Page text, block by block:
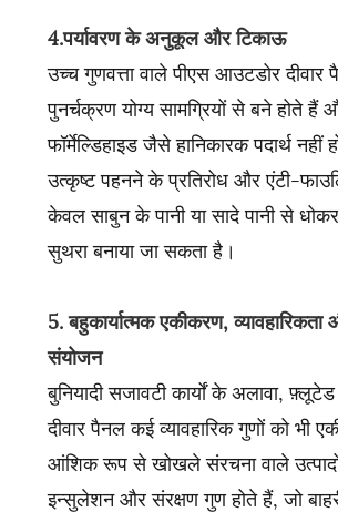
4.पर्यावरण के अनुकूल और टिकाऊ
उच्च गुणवत्ता वाले पीएस आउटडोर
पुनर्चक्रण योग्य सामग्रियों से बने होते हैं
फॉर्मेल्डिहाइड जैसे हानिकारक पदार्थ नहीं
उत्कृष्ट पहनने के प्रतिरोध और एंटी-
केवल साबुन के पानी या सादे पानी से
सुथरा बनाया जा सकता है।
5. बहुकार्यात्मक एकीकरण,
संयोजन
बुनियादी सजावटी कार्यों के अलावा,
दीवार पैनल कई व्यावहारिक गुणों को भी
आंशिक रूप से खोखले संरचना वाले उत्पादों
इन्सुलेशन और संरक्षण गुण होते हैं, जो